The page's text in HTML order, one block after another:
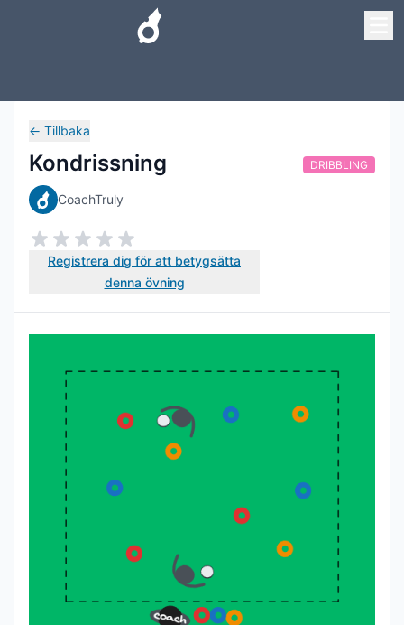
← Tillbaka
Kondrissning
CoachTruly
Registrera dig för att betygsätta
denna övning
DRIBBLING